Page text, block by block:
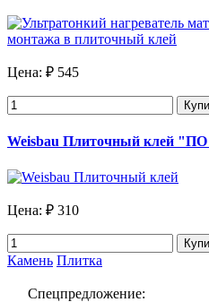
Цена: ₽ 545
Weisbau Плиточный клей
Цена: ₽ 310
Камень Плитка
Спецпредложение: